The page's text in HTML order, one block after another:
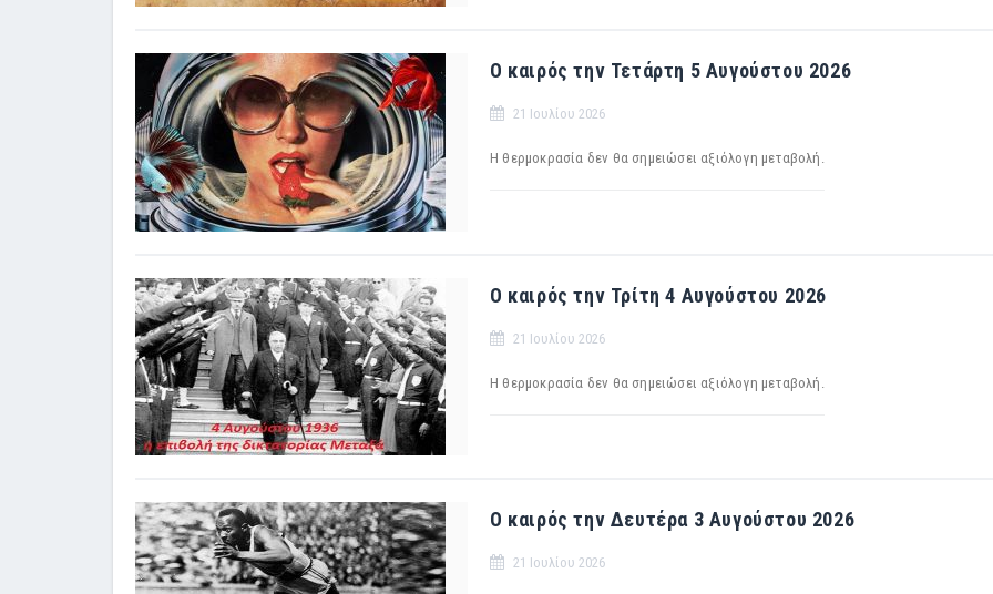
Ο καιρός την Τετάρτη 5 Αυγούστου 2026
21 Ιουλίου 2026
Η θερμοκρασία δεν θα σημειώσει αξιόλογη μεταβολή.
Ο καιρός την Τρίτη 4 Αυγούστου 2026
21 Ιουλίου 2026
Η θερμοκρασία δεν θα σημειώσει αξιόλογη μεταβολή.
Ο καιρός την Δευτέρα 3 Αυγούστου 2026
21 Ιουλίου 2026